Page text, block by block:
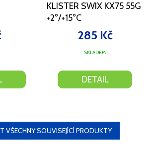
KLISTER SWIX KX75 55G
+2°/+15°C
SKLADEM
285 Kč
DETAIL
VŠECHNY SOUVISEJÍCÍ PRODUKTY